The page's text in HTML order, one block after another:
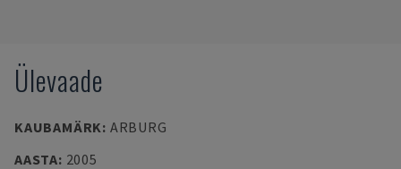
Ülevaade
KAUBAMÄRK: ARBURG
AASTA: 2005